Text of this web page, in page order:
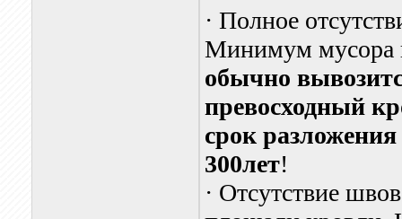
· Полное
Минимум мусора
обычно
превосходный
срок разложения
300лет!
· Отсутствие